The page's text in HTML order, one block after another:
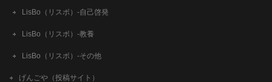
LisBo（リスボ）-自己啓発
LisBo（リスボ）-教養
LisBo（リスボ）-その他
げんごや（投稿サイト）